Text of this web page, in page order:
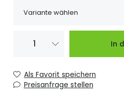
Variante wählen
Hook Grösse L
Hook Grösse M
In
Als Favorit speichern
Preisanfrage stellen